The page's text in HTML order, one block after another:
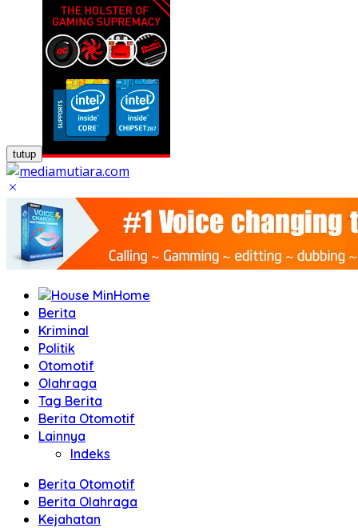
tutup
Home
Berita
Kriminal
Politik
Otomotif
Olahraga
Tag Berita
Berita Otomotif
Lainnya
Indeks
Berita Otomotif
Berita Olahraga
Kejahatan